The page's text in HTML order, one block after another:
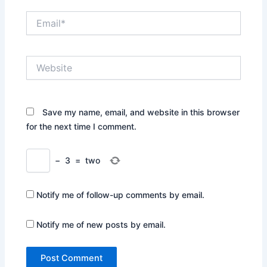
Save my name, email, and website in this browser
for the next time I comment.
− 3 = two
Notify me of follow-up comments by email.
Notify me of new posts by email.